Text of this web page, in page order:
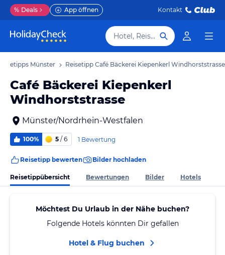
% Deals App öffnen Kontakt
Hotel, Reiseziel
Münster Reisetipp Café Bäckerei Kiepenkerl Windhorststrasse
Café Bäckerei Kiepenkerl
Windhorststrasse
Münster/Nordrhein-Westfalen
100% 5 / 6 1 Bewertung
Reisetipp bewerten Bilder hochladen
Reisetippübersicht Bewertungen Bilder Hotels
Möchtest Du Urlaub in der Nähe buchen?
Folgende Hotels könnten Dir gefallen
Hotel & Flug buchen